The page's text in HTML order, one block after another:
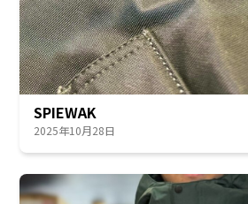
SPIEWAK
2025年10月28日